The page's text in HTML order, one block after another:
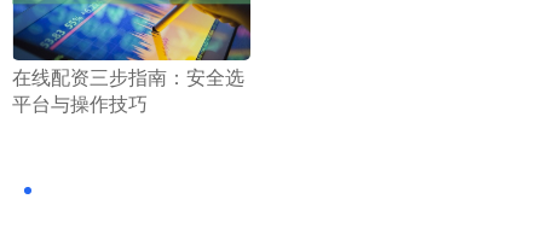
​在线配资三步指南：安全选
平台与操作技巧